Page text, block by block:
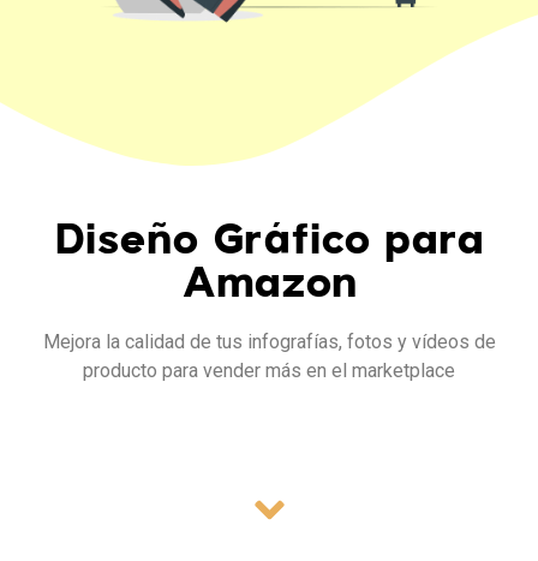
Diseño Gráfico para
Amazon
Mejora la calidad de tus infografías, fotos y vídeos de
producto para vender más en el marketplace